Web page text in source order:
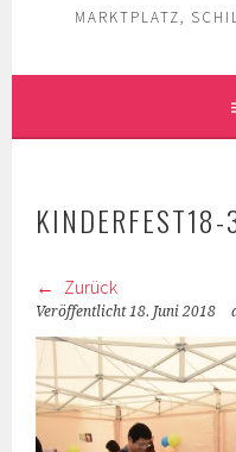
MARKTPLATZ,
KINDERFEST18-
Zurück
Veröffentlicht 18. Juni 2018